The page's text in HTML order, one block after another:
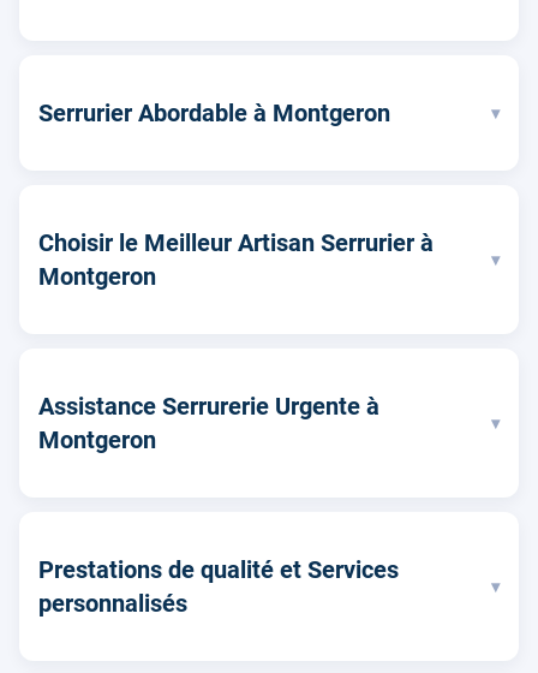
Serrurier Abordable à Montgeron ▾
Choisir le Meilleur Artisan Serrurier à
Montgeron
▾
Assistance Serrurerie Urgente à
Montgeron
▾
Prestations de qualité et Services
personnalisés
▾